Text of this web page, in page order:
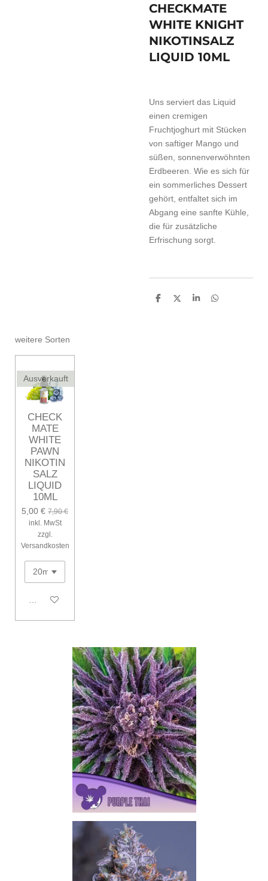
CHECKMATE
WHITE KNIGHT
NIKOTINSALZ
LIQUID 10ML
Uns serviert das Liquid
einen cremigen
Fruchtjoghurt mit Stücken
von saftiger Mango und
süßen, sonnenverwöhnten
Erdbeeren. Wie es sich für
ein sommerliches Dessert
gehört, entfaltet sich im
Abgang eine sanfte Kühle,
die für zusätzliche
Erfrischung sorgt.
T
T
T
T
weitere Sorten
Ausverkauft
CHECK
MATE
WHITE
PAWN
NIKOTIN
SALZ
LIQUID
10ML
5,00 € 7,90 €
inkl. MwSt
zzgl.
Versandkosten
Bei Verfügbarkeit benachrichtigen